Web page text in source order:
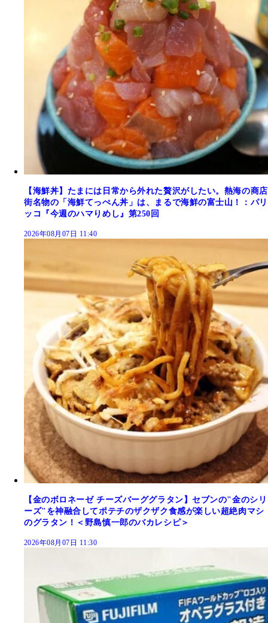
【海鮮丼】たまには日常から外れた贅沢がしたい。熱海の商店
街名物の「海鮮てっぺん丼」は、まるで海鮮の富士山！：パリ
ッコ『今週のハマりめし』第250回
2026年08月07日 11:40
【金のボロネーゼ チーズバーググラタン】セブンの"金のシリ
ーズ"を神融合してポテチのザクザク食感が楽しい超絶肉マシ
のグラタン！＜野島慎一郎のバカレシピ＞
2026年08月07日 11:30